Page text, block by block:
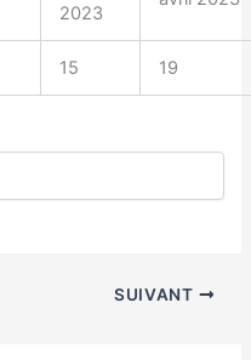
2023
15 19
SUIVANT